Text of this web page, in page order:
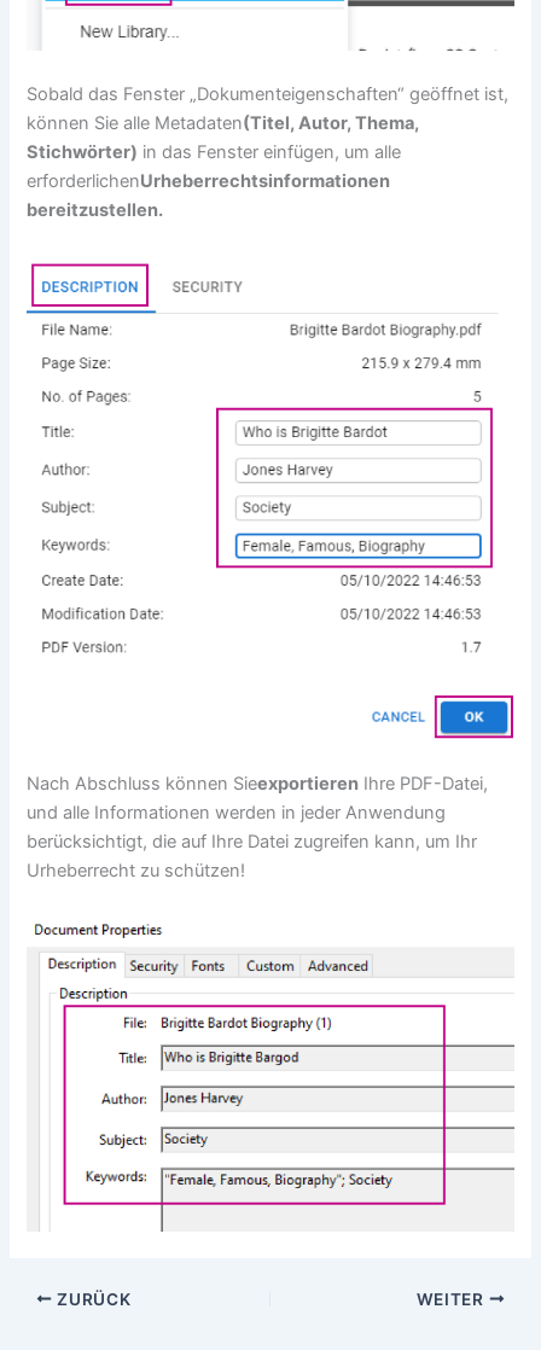
Sobald das Fenster „Dokumenteigenschaften“ geöffnet ist,
können Sie alle Metadaten(Titel, Autor, Thema,
Stichwörter) in das Fenster einfügen, um alle
erforderlichenUrheberrechtsinformationen
bereitzustellen.
Nach Abschluss können Sieexportieren Ihre PDF-Datei,
und alle Informationen werden in jeder Anwendung
berücksichtigt, die auf Ihre Datei zugreifen kann, um Ihr
Urheberrecht zu schützen!
ZURÜCK WEITER